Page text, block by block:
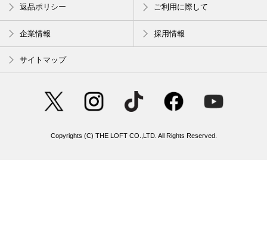
返品ポリシー ご利用に際して
企業情報 採用情報
サイトマップ
Copyrights (C) THE LOFT CO.,LTD. All Rights Reserved.